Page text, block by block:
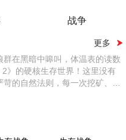
战争
更多
在黑暗中嗥叫，体温表的读数
的硬核生存世界！这里没有
的自然法则，每一次挖矿、搭
双重考验。